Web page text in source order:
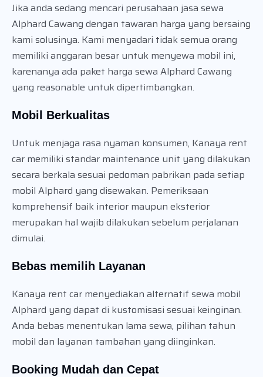
Jika anda sedang mencari perusahaan jasa sewa
Alphard Cawang dengan tawaran harga yang bersaing
kami solusinya. Kami menyadari tidak semua orang
memiliki anggaran besar untuk menyewa mobil ini,
karenanya ada paket harga sewa Alphard Cawang
yang reasonable untuk dipertimbangkan.
Mobil Berkualitas
Untuk menjaga rasa nyaman konsumen, Kanaya rent
car memiliki standar maintenance unit yang dilakukan
secara berkala sesuai pedoman pabrikan pada setiap
mobil Alphard yang disewakan. Pemeriksaan
komprehensif baik interior maupun eksterior
merupakan hal wajib dilakukan sebelum perjalanan
dimulai.
Bebas memilih Layanan
Kanaya rent car menyediakan alternatif sewa mobil
Alphard yang dapat di kustomisasi sesuai keinginan.
Anda bebas menentukan lama sewa, pilihan tahun
mobil dan layanan tambahan yang diinginkan.
Booking Mudah dan Cepat